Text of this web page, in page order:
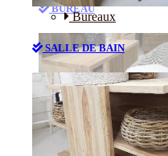
Bureaux
SALLE DE BAIN
BUREAU
Bureaux